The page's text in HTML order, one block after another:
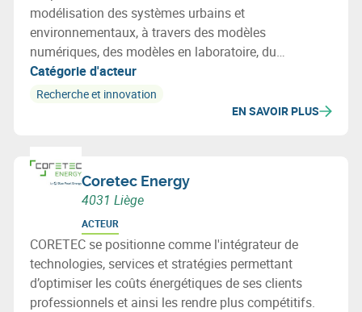
modélisation des systèmes urbains et
environnementaux, à travers des modèles
numériques, des modèles en laboratoire, du
monitoring in-situ (smart metering) ou des outils
collaboratifs.
Catégorie d'acteur
Recherche et innovation
EN SAVOIR PLUS
Coretec Energy
4031 Liège
ACTEUR
CORETEC se positionne comme l'intégrateur de
technologies, services et stratégies permettant
d’optimiser les coûts énergétiques de ses clients
professionnels et ainsi les rendre plus compétitifs.